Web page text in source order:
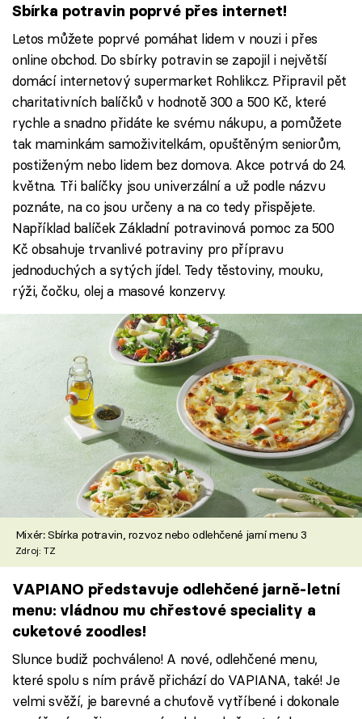
Sbírka potravin poprvé přes internet!
Letos můžete poprvé pomáhat lidem v nouzi i přes
online obchod. Do sbírky potravin se zapojil i největší
domácí internetový supermarket Rohlik.cz. Připravil pět
charitativních balíčků v hodnotě 300 a 500 Kč, které
rychle a snadno přidáte ke svému nákupu, a pomůžete
tak maminkám samoživitelkám, opuštěným seniorům,
postiženým nebo lidem bez domova. Akce potrvá do 24.
května. Tři balíčky jsou univerzální a už podle názvu
poznáte, na co jsou určeny a na co tedy přispějete.
Například balíček Základní potravinová pomoc za 500
Kč obsahuje trvanlivé potraviny pro přípravu
jednoduchých a sytých jídel. Tedy těstoviny, mouku,
rýži, čočku, olej a masové konzervy.
Mixér: Sbírka potravin, rozvoz nebo odlehčené jarní menu 3
Zdroj: TZ
VAPIANO představuje odlehčené jarně-letní
menu: vládnou mu chřestové speciality a
cuketové zoodles!
Slunce budiž pochváleno! A nové, odlehčené menu,
které spolu s ním právě přichází do VAPIANA, také! Je
velmi svěží, je barevné a chuťově vytříbené i dokonale